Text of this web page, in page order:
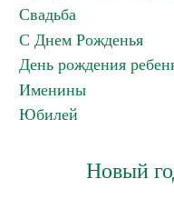
Свадьба
С Днем Рожденья
День рождения
Именины
Юбилей
Новый